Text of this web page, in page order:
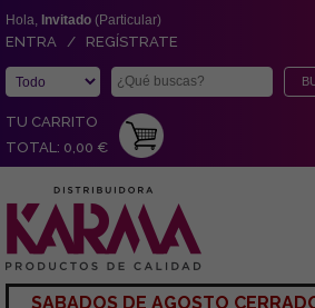
Hola, Invitado (Particular)
ENTRA / REGÍSTRATE
TU CARRITO
TOTAL: 0,00 €
SABADOS DE AGOSTO